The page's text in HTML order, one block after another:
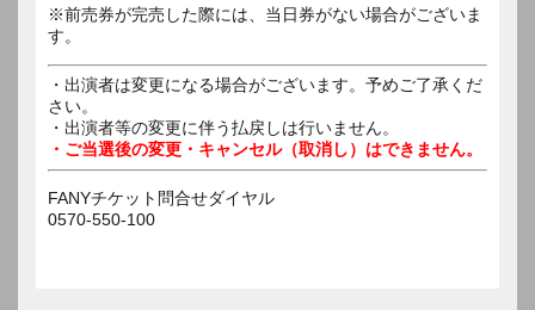
※前売券が完売した際には、当日券がない場合がございま
す。
・出演者は変更になる場合がございます。予めご了承くだ
さい。
・出演者等の変更に伴う払戻しは行いません。
・ご当選後の変更・キャンセル（取消し）はできません。
FANYチケット問合せダイヤル
0570-550-100